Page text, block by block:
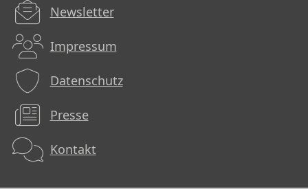
Newsletter
Impressum
Datenschutz
Presse
Kontakt